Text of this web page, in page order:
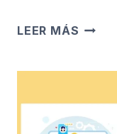
LEER MÁS
Y